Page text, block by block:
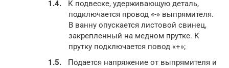
К подвеске, удерживающую деталь,
подключается провод «-» выпрямителя.
В ванну опускается листовой свинец,
закрепленный на медном прутке. К
прутку подключается повод «+»;
Подается напряжение от выпрямителя и